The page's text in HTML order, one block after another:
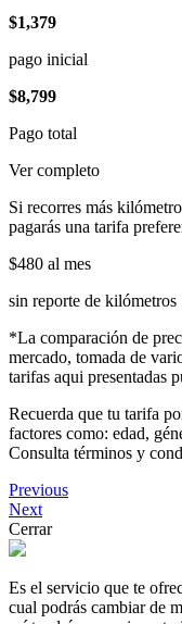
$1,379
pago inicial
$8,799
Pago total
Ver completo
Si recorres más
pagarás una tarifa
$480 al mes
sin reporte de kilómetros
*La comparación de
mercado, tomada de
tarifas aqui presentadas
Recuerda que tu tarifa
factores como: edad,
Consulta términos y
Previous
Next
Cerrar
Es el servicio que te
cual podrás cambiar de